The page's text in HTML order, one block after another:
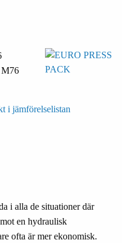
i jämförelselistan
i alla de situationer där
en hydraulisk
ofta är mer ekonomisk.